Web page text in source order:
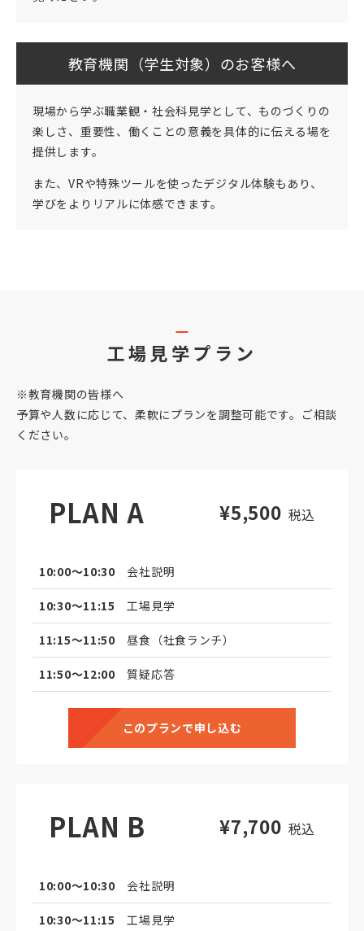
教育機関（学生対象）のお客様へ
現場から学ぶ職業観・社会科見学として、ものづくりの
楽しさ、重要性、働くことの意義を具体的に伝える場を
提供します。
また、VRや特殊ツールを使ったデジタル体験もあり、
学びをよりリアルに体感できます。
工場見学プラン
※教育機関の皆様へ
予算や人数に応じて、柔軟にプランを調整可能です。ご相談
ください。
PLAN A ¥5,500 税込
10:00～10:30 会社説明
10:30～11:15 工場見学
11:15～11:50 昼食（社食ランチ）
11:50～12:00 質疑応答
このプランで申し込む
PLAN B ¥7,700 税込
10:00～10:30 会社説明
10:30～11:15 工場見学